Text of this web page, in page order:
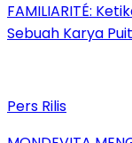
FAMILIARITÉ:
Sebuah Karya
Pers Rilis